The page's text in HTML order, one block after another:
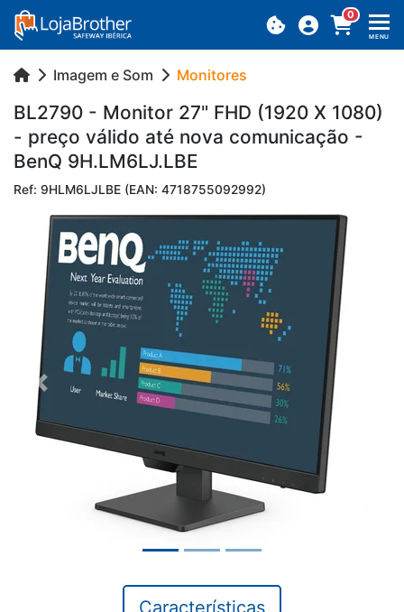
0
MENU
Imagem e Som Monitores
BL2790 - Mo­nitor 27" FHD (1920 X 1080)
- preço vá­lido até nova co­mu­ni­cação -
BenQ 9H.​LM6LJ.​LBE
Ref: 9HLM6LJLBE (EAN: 4718755092992)
Previous
Características